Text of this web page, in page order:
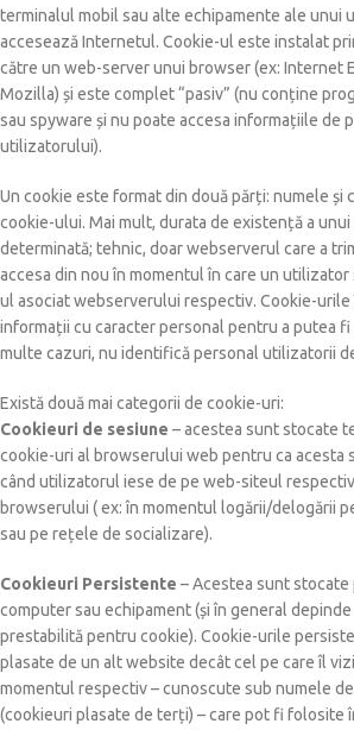
terminalul mobil sau alte echipamente ale unui
accesează Internetul. Cookie-ul este instalat
către un web-server unui browser (ex: Internet
Mozilla) și este complet “pasiv” (nu conține
sau spyware și nu poate accesa informațiile de
utilizatorului).
Un cookie este format din două părți: numele și
cookie-ului. Mai mult, durata de existență a
determinată; tehnic, doar webserverul care a
accesa din nou în momentul în care un
ul asociat webserverului respectiv. Cookie-
informații cu caracter personal pentru a putea fi
multe cazuri, nu identifică personal utilizatorii
Există două mai categorii de cookie-uri:
Cookieuri de sesiune – acestea sunt stocate
cookie-uri al browserului web pentru ca acesta
când utilizatorul iese de pe web-siteul
browserului ( ex: în momentul logării/delogării
sau pe rețele de socializare).
Cookieuri Persistente – Acestea sunt
computer sau echipament (și în general
prestabilită pentru cookie). Cookie-urile
plasate de un alt website decât cel pe care îl
momentul respectiv – cunoscute sub numele de
(cookieuri plasate de terți) – care pot fi folosite